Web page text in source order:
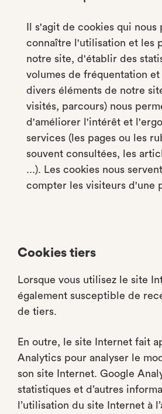
Il s'agit de cookies qui
connaître l'utilisation et les
notre site, d'établir des
volumes de fréquentation
divers éléments de notre
visités, parcours) nous
d'améliorer l'intérêt et
services (les pages ou les
souvent consultées, les
...). Les cookies nous
compter les visiteurs d'une
Cookies tiers
Lorsque vous utilisez le site
également susceptible de
de tiers.
En outre, le site Internet fait
Analytics pour analyser le
son site Internet. Google
statistiques et d’autres
l’utilisation du site Internet à